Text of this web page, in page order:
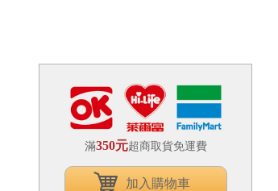
滿350元超商取貨免運費
加入購物車